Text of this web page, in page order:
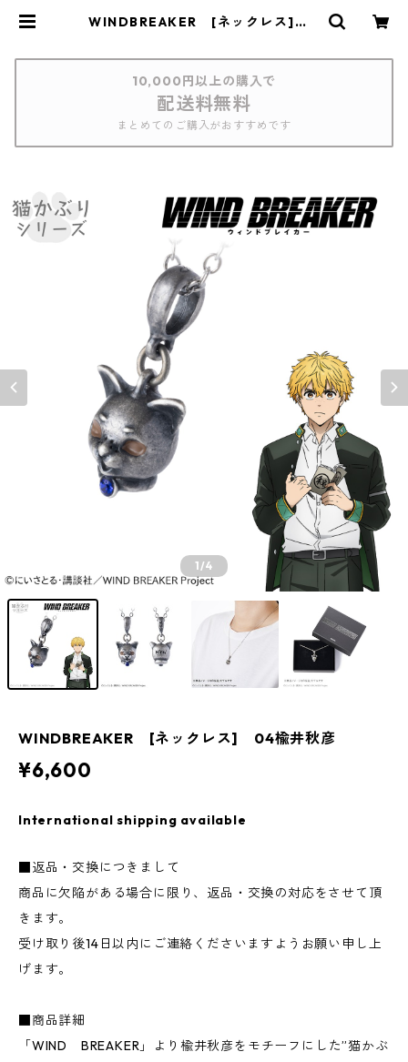
WINDBREAKER [ネックレス] 0
10,000円以上の購入で
配送料無料
まとめてのご購入がおすすめです
1/4
WINDBREAKER [ネックレス] 04楡井秋彦
¥6,600
International shipping available
■返品・交換につきまして
商品に欠陥がある場合に限り、返品・交換の対応をさせて頂
きます。
受け取り後14日以内にご連絡くださいますようお願い申し上
げます。
■商品詳細
「WIND BREAKER」より楡井秋彦をモチーフにした”猫かぶ